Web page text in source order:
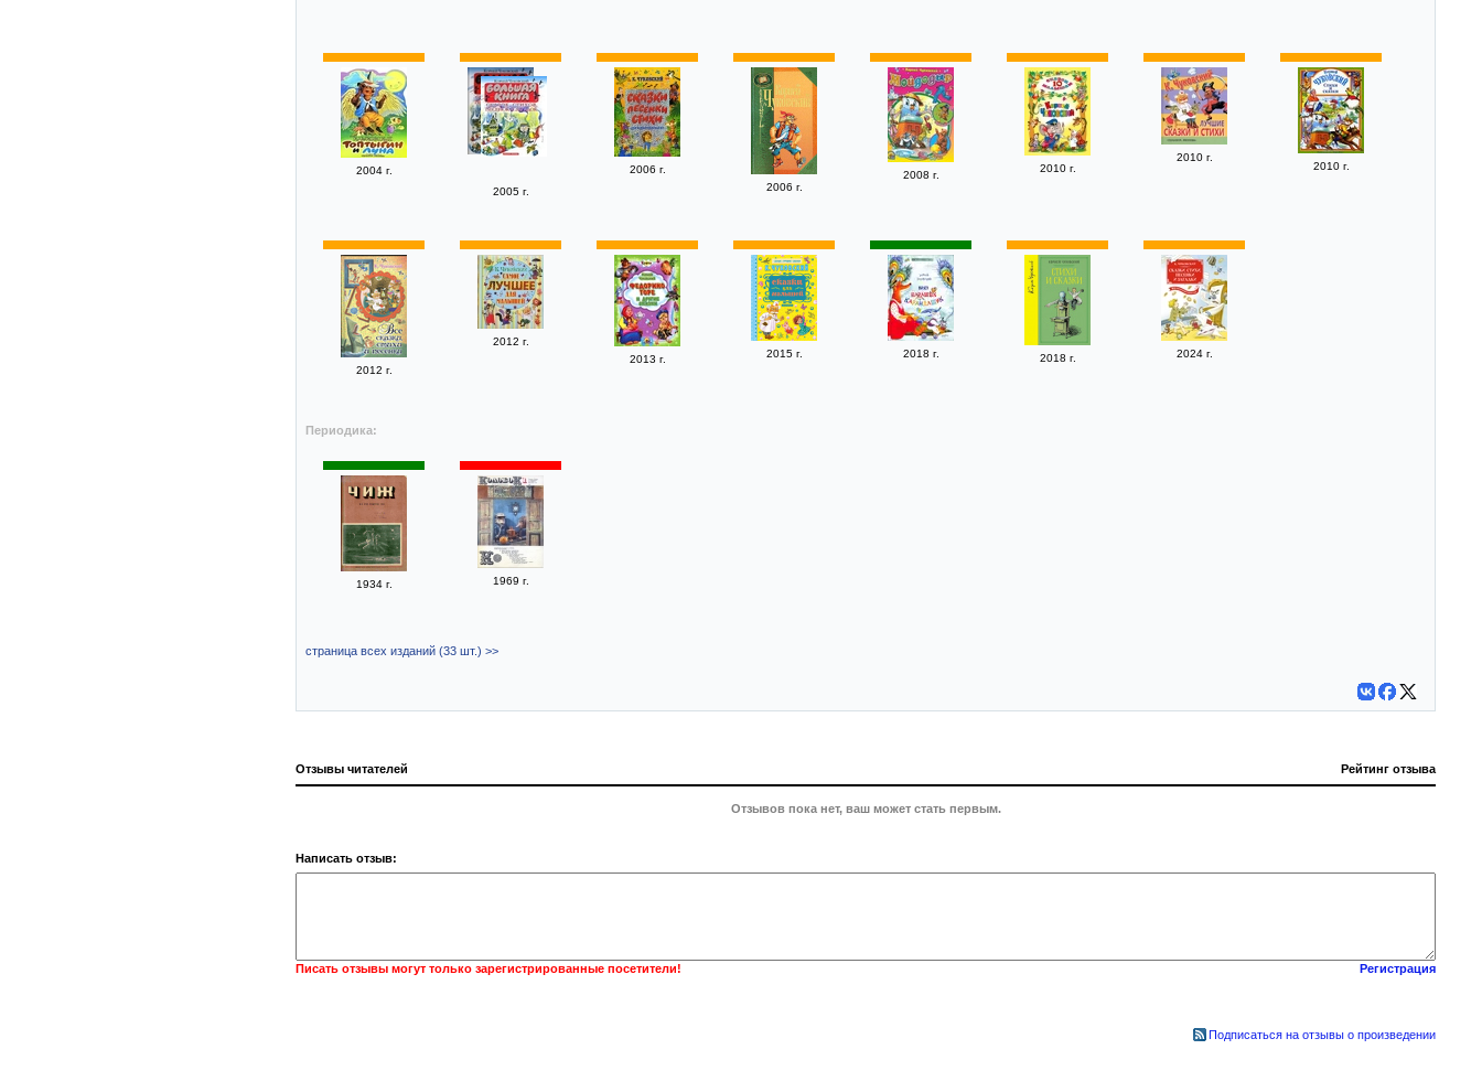
2004 г.
2005 г.
2006 г.
2006 г.
2008 г.
2010 г.
2010 г.
2010 г.
2012 г.
2012 г.
2013 г.
2015 г. 2018 г. 2018 г. 2024 г.
Периодика:
1934 г. 1969 г.
страница всех изданий (33 шт.) >>
Отзывы читателей Рейтинг отзыва
Отзывов пока нет, ваш может стать первым.
Написать отзыв:
Писать отзывы могут только зарегистрированные посетители! Регистрация
Подписаться на отзывы о произведении